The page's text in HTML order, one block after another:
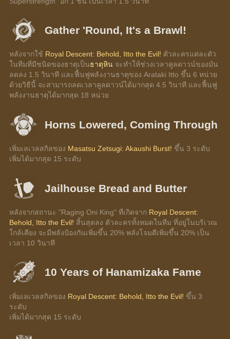
Gather 'Round, It's a Brawl!
หลังจากใช้ Royal Descent: Behold, Itto the Evil! ตัวละครแต่ละตัว
ในทีมที่มีชนิดของธาตุเป็นธาตุหิน จะทำให้ช่วงเวลาคูลดาวน์ของมัน
ลดลง 1.5 วินาที และฟื้นฟูพลังงานธาตุของ Arataki Itto ขึ้น 6 หน่วย
ด้วยวิธีนี้ จะสามารถลดเวลาคูลดาวน์ได้มากสุด 4.5 วินาที และฟื้นฟู
พลังงานธาตุได้มากสุด 18 หน่วย
Horns Lowered, Coming Through
เพิ่มเลเวลสกิลของ Masatsu Zetsugi: Akaushi Burst! ขึ้น 3 ระดับ
เพิ่มได้มากสุด 15 ระดับ
Jailhouse Bread and Butter
หลังจากสถานะ "Raging Oni King" ที่เกิดจาก Royal Descent:
Behold, Itto the Evil! สิ้นสุดลง ตัวละครทั้งหมดในทีม ที่อยู่ในบริเวณ
ใกล้เคียง จะมีพลังป้องกันเพิ่มขึ้น 20% พลังโจมตีเพิ่มขึ้น 20% เป็น
เวลา 10 วินาที
10 Years of Hanamizaka Fame
เพิ่มเลเวลสกิลของ Royal Descent: Behold, Itto the Evil! ขึ้น 3
ระดับ
เพิ่มได้มากสุด 15 ระดับ